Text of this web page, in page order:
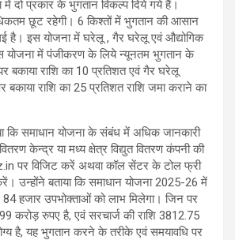
में दो प्रकार के भुगतान विकल्प दिये गये हैं।
छूट रहेगी। 6 किश्तों में भुगतान की आसान
है। इस योजना में घरेलू , गैर घरेलू एवं औद्योगिक
योजना में पंजीकरण के लिये न्यूनतम भुगतान के
बकाया राशि का 10 प्रतिशत एवं गैर घरेलू
बकाया राशि का 25 प्रतिशत राशि जमा कराने का
कि समाधान योजना के संबंध में अधिक जानकारी
केन्द्र या मध्य क्षेत्र विद्युत वितरण कंपनी की
पर विजिट करें अथवा कॉल सेंटर के टोल फ्री
उन्होंने बताया कि समाधान योजना 2025-26 में
हजार उपभोक्ताओं को लाभ मिलेगा। जिन पर
करोड़ रुपए है, एवं सरचार्ज की राशि 3812.75
है, यह भुगतान करने के तरीके एवं समयावधि पर